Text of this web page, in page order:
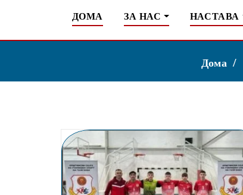
ДОМА ЗА НАС НАСТАВА
Дома